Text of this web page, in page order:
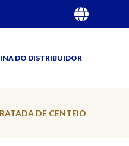
DO DISTRIBUIDOR
DE CENTEIO